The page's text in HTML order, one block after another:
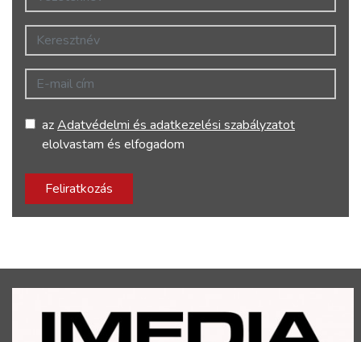
Keresztnév
E-mail cím
azAdatvédelmi és adatkezelési szabályzatot
elolvastam és elfogadom
Feliratkozás